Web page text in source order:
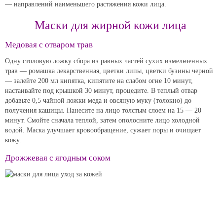
— направлений наименьшего растяжения кожи лица.
Маски для жирной кожи лица
Медовая с отваром трав
Одну столовую ложку сбора из равных частей сухих измельченных
трав — ромашка лекарственная, цветки липы, цветки бузины черной
— залейте 200 мл кипятка, кипятите на слабом огне 10 минут,
настаивайте под крышкой 30 минут, процедите. В теплый отвар
добавьте 0,5 чайной ложки меда и овсяную муку (толокно) до
получения кашицы. Нанесите на лицо толстым слоем на 15 — 20
минут. Смойте сначала теплой, затем ополосните лицо холодной
водой. Маска улучшает кровообращение, сужает поры и очищает
кожу.
Дрожжевая с ягодным соком